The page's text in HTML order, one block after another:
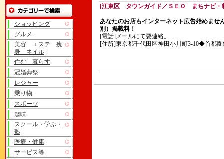
ショッピング
グルメ
美容 エステ 痩
身 ネイル
住む 暮らす
冠婚葬祭
レジャー
乗り物
スポーツ
趣味
スクール・学ぶ・
塾
医療・健康
サービス等
[江東区 タウンガイド／ＳＥＯ まちナビ・
あなたのお店もインターネット広告始めませ
別）掲載料！
[電話]メールにて要連絡。
[住所]東京都千代田区神田小川町3-10◆首都